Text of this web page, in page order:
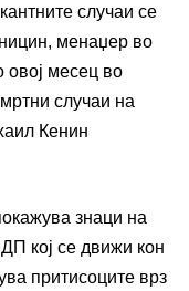
случаи се
менаџер во
овој месец во
случаи на
Кенин
знаци на
кој се движи кон
притисоците врз